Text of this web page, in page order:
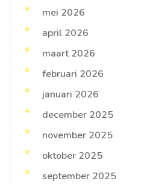
mei 2026
april 2026
maart 2026
februari 2026
januari 2026
december 2025
november 2025
oktober 2025
september 2025